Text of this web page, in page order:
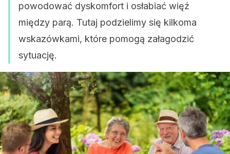
powodować dyskomfort i osłabiać więź
między parą. Tutaj podzielimy się kilkoma
wskazówkami, które pomogą załagodzić
sytuację.